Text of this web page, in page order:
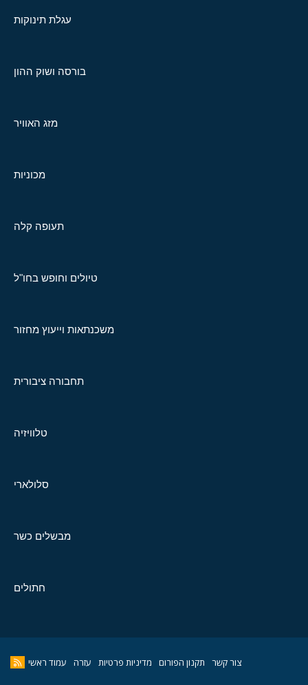
עגלת תינוקות
בורסה ושוק ההון
מזג האוויר
מכוניות
תעופה קלה
טיולים וחופש בחו"ל
משכנתאות וייעוץ מחזור
תחבורה ציבורית
טלוויזיה
סלולארי
מבשלים כשר
חתולים
צור קשר תקנון הפורום מדיניות פרטיות עזרה עמוד ראשי